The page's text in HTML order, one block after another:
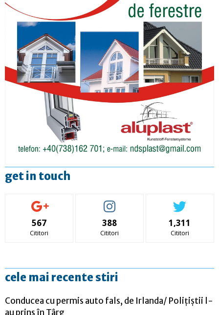
get in touch
567
Cititori
388
Cititori
1,311
Cititori
cele mai recente stiri
Conducea cu permis auto fals, de Irlanda/ Poliţiştii l-
au prins în Târg